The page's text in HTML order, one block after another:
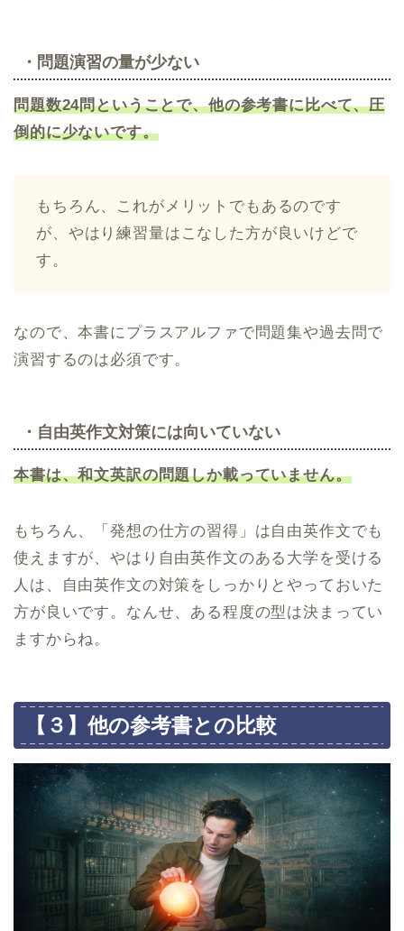
・問題演習の量が少ない
問題数24問ということで、他の参考書に比べて、圧
倒的に少ないです。
もちろん、これがメリットでもあるのです
が、やはり練習量はこなした方が良いけどで
す。
なので、本書にプラスアルファで問題集や過去問で
演習するのは必須です。
・自由英作文対策には向いていない
本書は、和文英訳の問題しか載っていません。
もちろん、「発想の仕方の習得」は自由英作文でも
使えますが、やはり自由英作文のある大学を受ける
人は、自由英作文の対策をしっかりとやっておいた
方が良いです。なんせ、ある程度の型は決まってい
ますからね。
【３】他の参考書との比較